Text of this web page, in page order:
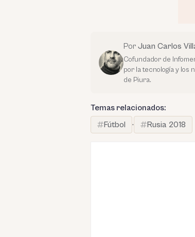
Por Juan Carlos
Cofundador de
por la tecnología y los
de Piura.
Temas relacionados:
Fútbol
· Rusia 2018